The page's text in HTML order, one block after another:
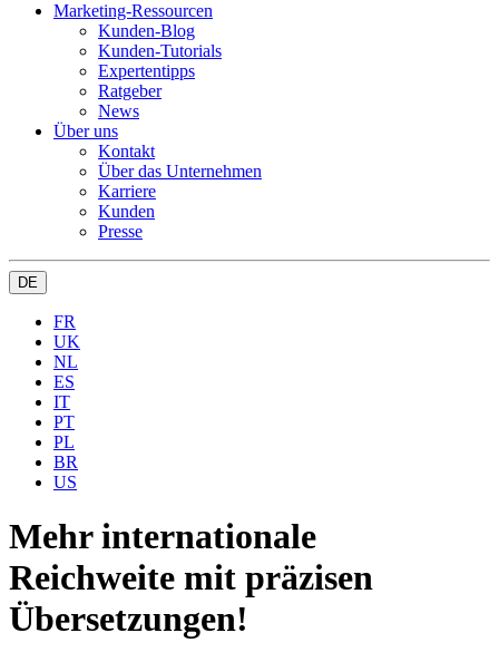
Marketing-Ressourcen
Kunden-Blog
Kunden-Tutorials
Expertentipps
Ratgeber
News
Über uns
Kontakt
Über das Unternehmen
Karriere
Kunden
Presse
DE
FR
UK
NL
ES
IT
PT
PL
BR
US
Mehr internationale
Reichweite mit präzisen
Übersetzungen!